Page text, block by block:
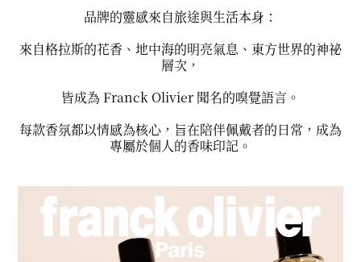
品牌的靈感來自旅途與生活本身：
來自格拉斯的花香、地中海的明亮氣息、東方世界的神祕
層次，
皆成為 Franck Olivier 聞名的嗅覺語言。
每款香氛都以情感為核心，旨在陪伴佩戴者的日常，成為
專屬於個人的香味印記。